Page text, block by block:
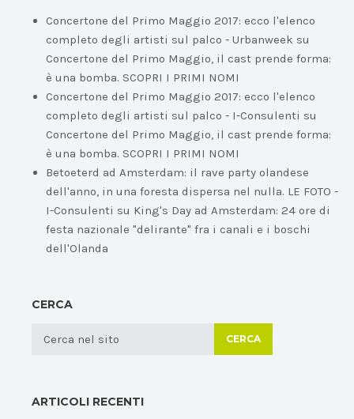
Concertone del Primo Maggio 2017: ecco l'elenco
completo degli artisti sul palco - Urbanweek su
Concertone del Primo Maggio, il cast prende forma:
è una bomba. SCOPRI I PRIMI NOMI
Concertone del Primo Maggio 2017: ecco l'elenco
completo degli artisti sul palco - I-Consulenti su
Concertone del Primo Maggio, il cast prende forma:
è una bomba. SCOPRI I PRIMI NOMI
Betoeterd ad Amsterdam: il rave party olandese
dell'anno, in una foresta dispersa nel nulla. LE FOTO -
I-Consulenti su King's Day ad Amsterdam: 24 ore di
festa nazionale "delirante" fra i canali e i boschi
dell'Olanda
CERCA
CERCA
ARTICOLI RECENTI